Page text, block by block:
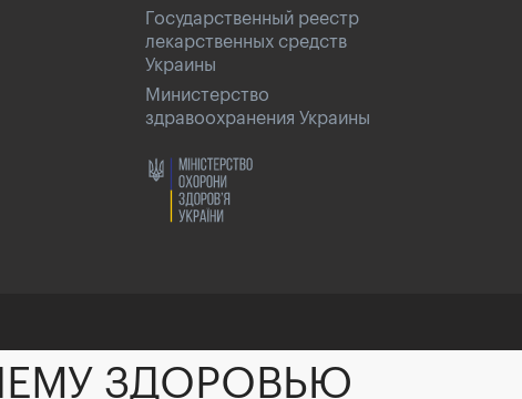
Государственный реестр
лекарственных средств
Украины
Министерство
здравоохранения Украины
ЗДОРОВЬЮ